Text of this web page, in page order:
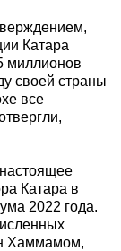
Катара
миллионов
своей страны
все
Катара в
2022 года.
Хаммамом,